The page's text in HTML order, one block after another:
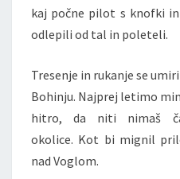
kaj počne pilot s knofki
odlepili od tal in poleteli.
Tresenje in rukanje se
Bohinju. Najprej letimo
hitro, da niti nimaš
okolice. Kot bi mignil
nad Voglom.